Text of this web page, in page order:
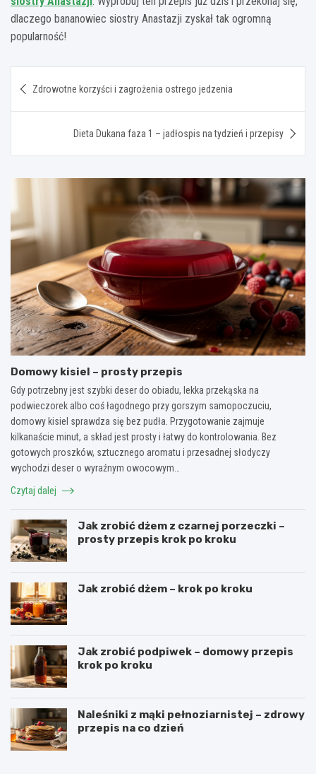
dlaczego bananowiec siostry Anastazji zyskał tak ogromną
popularność!
wpisu
Zdrowotne korzyści i zagrożenia ostrego jedzenia
Dieta Dukana faza 1 – jadłospis na tydzień i przepisy
Domowy kisiel – prosty przepis
Gdy potrzebny jest szybki deser do obiadu, lekka przekąska na
podwieczorek albo coś łagodnego przy gorszym samopoczuciu,
domowy kisiel sprawdza się bez pudła. Przygotowanie zajmuje
kilkanaście minut, a skład jest prosty i łatwy do kontrolowania. Bez
gotowych proszków, sztucznego aromatu i przesadnej słodyczy
wychodzi deser o wyraźnym owocowym…
Czytaj dalej
Jak zrobić dżem z czarnej porzeczki –
prosty przepis krok po kroku
Jak zrobić dżem – krok po kroku
Jak zrobić podpiwek – domowy przepis
krok po kroku
Naleśniki z mąki pełnoziarnistej – zdrowy
przepis na co dzień